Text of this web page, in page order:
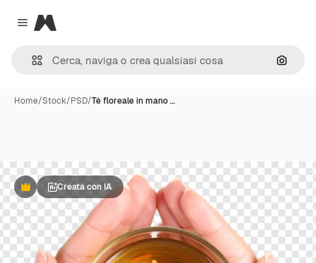
Close menu
Magnific
Cerca
Home/Stock/PSD/Tè floreale in mano …
PremiumCreata con IA